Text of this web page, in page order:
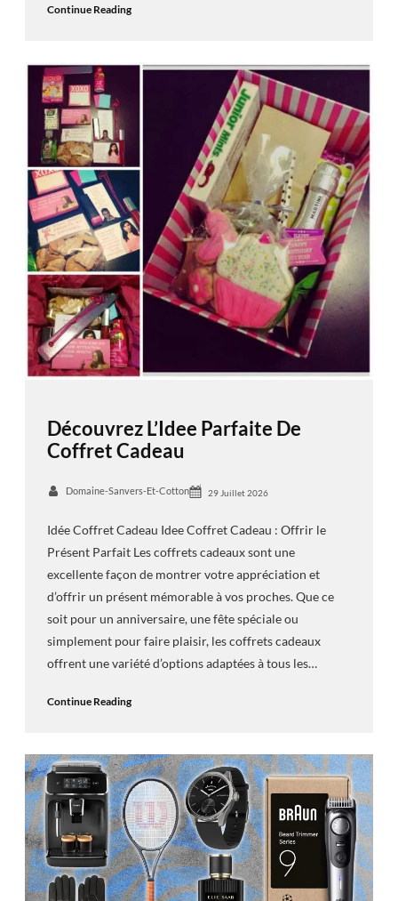
Continue Reading
Découvrez L’Idee Parfaite De
Coffret Cadeau
Domaine-Sanvers-Et-Cotton 29 Juillet 2026
Idée Coffret Cadeau Idee Coffret Cadeau : Offrir le
Présent Parfait Les coffrets cadeaux sont une
excellente façon de montrer votre appréciation et
d’offrir un présent mémorable à vos proches. Que ce
soit pour un anniversaire, une fête spéciale ou
simplement pour faire plaisir, les coffrets cadeaux
offrent une variété d’options adaptées à tous les…
Continue Reading